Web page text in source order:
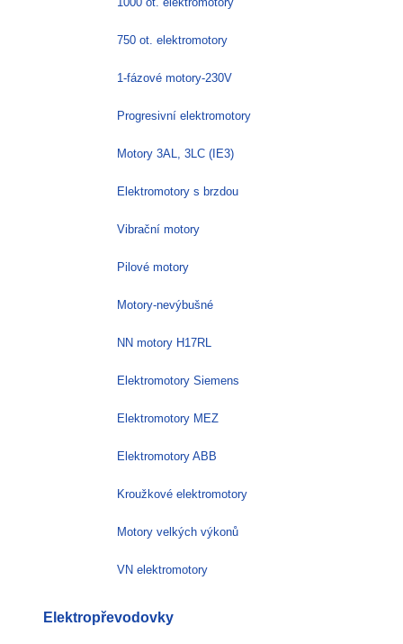
750 ot. elektromotory
1-fázové motory-230V
Progresivní elektromotory
Motory 3AL, 3LC (IE3)
Elektromotory s brzdou
Vibrační motory
Pilové motory
Motory-nevýbušné
NN motory H17RL
Elektromotory Siemens
Elektromotory MEZ
Elektromotory ABB
Kroužkové elektromotory
Motory velkých výkonů
VN elektromotory
Elektropřevodovky